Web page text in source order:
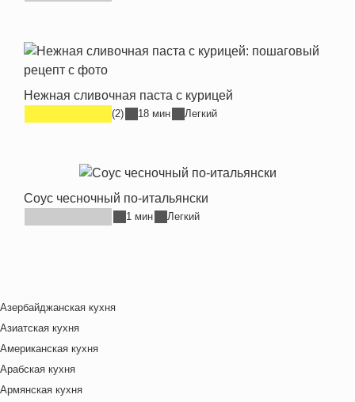
Нежная сливочная паста с курицей
(2) 18 мин Легкий
Соус чесночный по-итальянски
1 мин Легкий
Азербайджанская кухня
Азиатская кухня
Американская кухня
Арабская кухня
Армянская кухня